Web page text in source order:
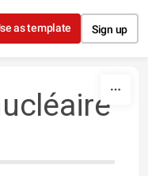
as template Sign up